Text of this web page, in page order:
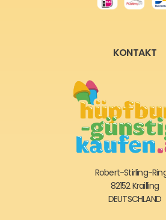
KONTAKT
Robert-Stirling-
82152 Krailling
DEUTSCHLAND